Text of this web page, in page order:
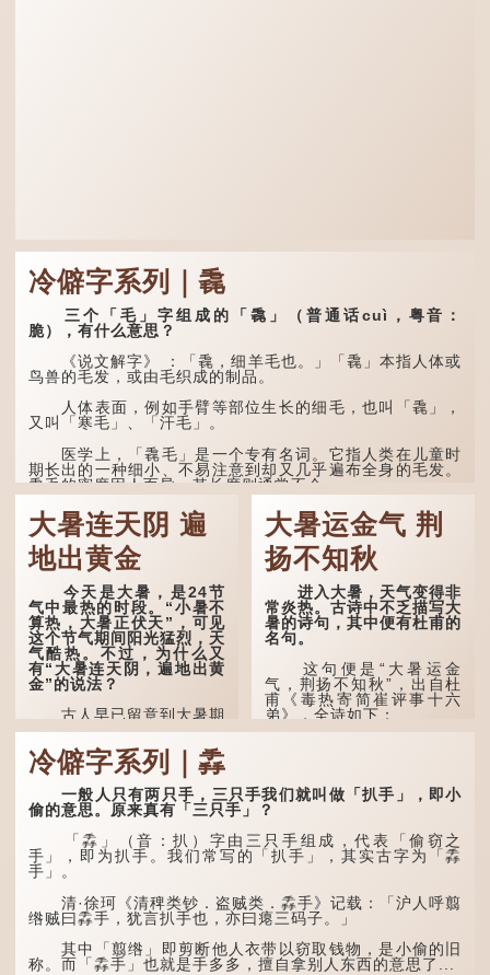
冷僻字系列｜毳
三个「毛」字组成的「毳」（普通话cuì，粤音：
脆），有什么意思？
《说文解字》 ：「毳，细羊毛也。」「毳」本指人体或
鸟兽的毛发，或由毛织成的制品。
人体表面，例如手臂等部位生长的细毛，也叫「毳」，
又叫「寒毛」、「汗毛」。
医学上，「毳毛」是一个专有名词。它指人类在儿童时
期长出的一种细小、不易注意到却又几乎遍布全身的毛发。
毳毛的密度因人而异，其长度则通常不会...
大暑连天阴 遍
地出黄金
今天是大暑，是24节
气中最热的时段。“小暑不
算热，大暑正伏天”，可见
这个节气期间阳光猛烈，天
气酷热。不过，为什么又
有“大暑连天阴，遍地出黄
金”的说法？
古人早已留意到大暑期
间的气候规律。 《逸周书·
时训解》记载：「大暑之
日，腐草化为萤。又五日，
土润溽暑。又五日，大雨时
行。」意思是说，大暑时节
萤火虫出生，土地湿热，常
有大雨出现。
这段时期的雨水，对农
作物尤其重要。三伏天酷热
难耐，农作物不能缺水。若
连续几天降雨，泥土得以湿
润；雨过天晴后，烈日高
照...
大暑运金气 荆
扬不知秋
进入大暑，天气变得非
常炎热。古诗中不乏描写大
暑的诗句，其中便有杜甫的
名句。
这句便是“大暑运金
气，荆扬不知秋”，出自杜
甫《毒热寄简崔评事十六
弟》，全诗如下：
林下有塌翼，水中无行
舟。
五行当中“金”对应秋
季，代表凉爽肃杀之
气。“运”是“运行”，描写大
转。
“荆扬”指荆州（湖北）
和扬州（江苏），泛指长江
中下游地区，“...
冷僻字系列｜掱
一般人只有两只手，三只手我们就叫做「扒手」，即小
偷的意思。原来真有「三只手」？
「掱」（音：扒）字由三只手组成，代表「偷窃之
手」，即为扒手。我们常写的「扒手」，其实古字为「掱
手」。
清·徐珂《清稗类钞．盗贼类．掱手》记载：「沪人呼翦
绺贼曰掱手，犹言扒手也，亦曰瘪三码子。」
其中「翦绺」即剪断他人衣带以窃取钱物，是小偷的旧
称。而「掱手」也就是手多多，擅自拿别人东西的意思了...